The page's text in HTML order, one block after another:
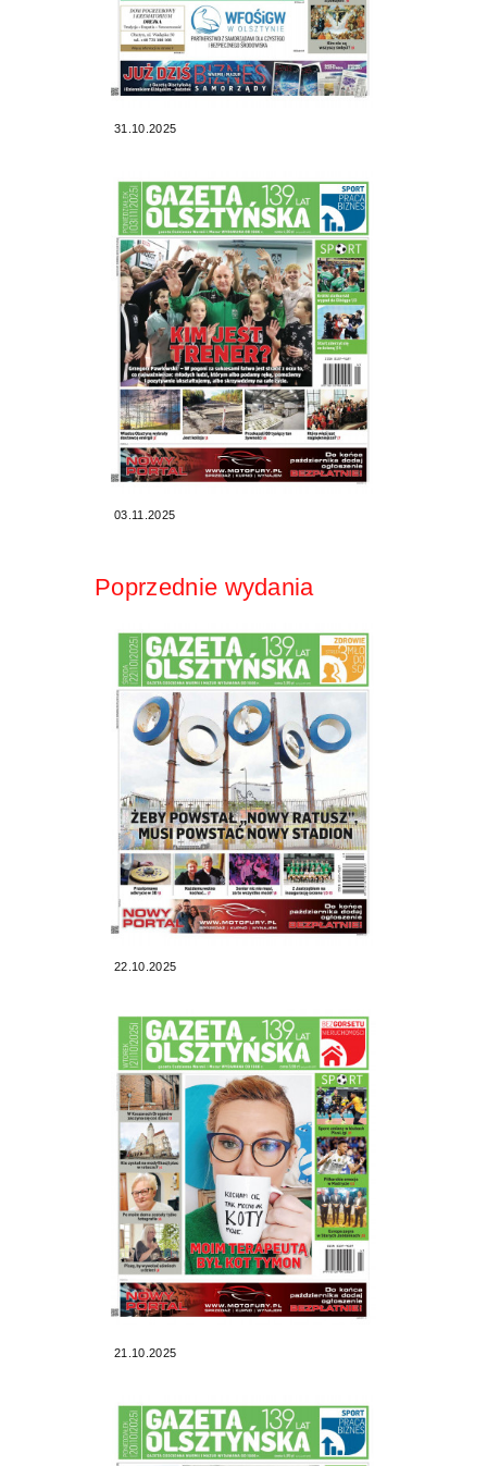
31.10.2025
03.11.2025
Poprzednie wydania
22.10.2025
21.10.2025